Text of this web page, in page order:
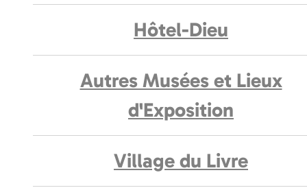
Hôtel-Dieu
Autres Musées et Lieux
d'Exposition
Village du Livre